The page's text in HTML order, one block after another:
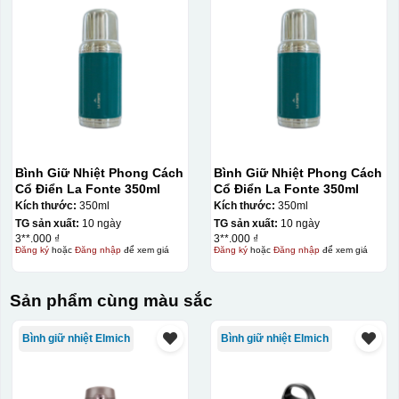
Bình Giữ Nhiệt Phong Cách
Cổ Điển La Fonte 350ml
Kích thước: 350ml
TG sản xuất: 10 ngày
3**.000 ₫
Đăng kýhoặc Đăng nhậpđể xem giá
Bình Giữ Nhiệt Phong Cách
Cổ Điển La Fonte 350ml
Kích thước: 350ml
TG sản xuất: 10 ngày
3**.000 ₫
Đăng kýhoặc Đăng nhậpđể xem giá
Sản phẩm cùng màu sắc
Bình giữ nhiệt Elmich Bình giữ nhiệt Elmich